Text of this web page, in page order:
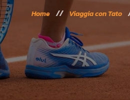
Home Viaggia con Tato